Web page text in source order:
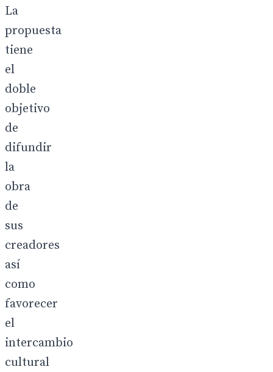
La
propuesta
tiene
el
doble
objetivo
de
difundir
la
obra
de
sus
creadores
así
como
favorecer
el
intercambio
cultural